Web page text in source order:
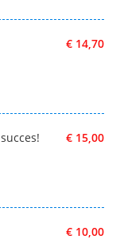
€ 14,70
€ 15,00
€ 10,00